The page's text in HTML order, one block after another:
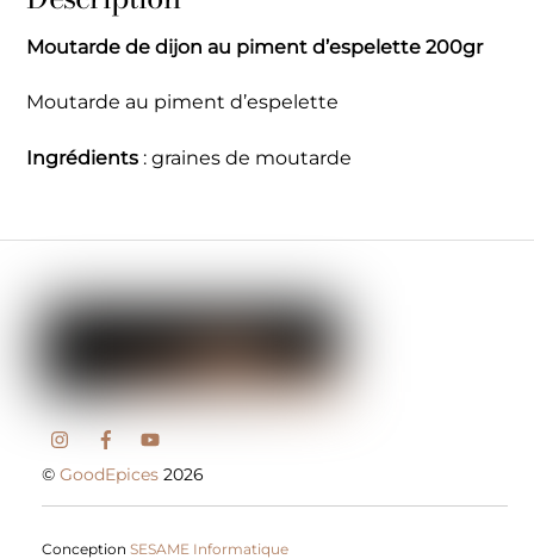
Moutarde de dijon au piment d’espelette 200gr
Moutarde au piment d’espelette
Ingrédients : graines de moutarde
©GoodEpices 2026
ConceptionSESAME Informatique